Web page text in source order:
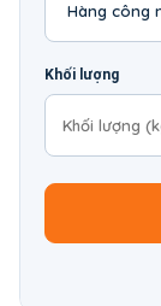
Khối lượng